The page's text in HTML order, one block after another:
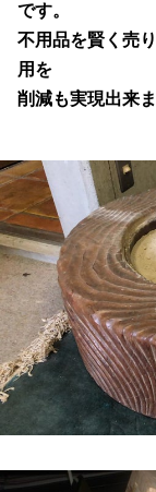
です。
不用品を賢く売
用を
削減も実現出来